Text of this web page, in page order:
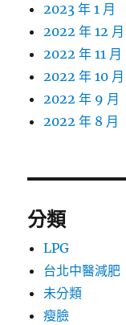
2023 年 1 月
2022 年 12 月
2022 年 11 月
2022 年 10 月
2022 年 9 月
2022 年 8 月
分類
LPG
台北中醫減肥
未分類
瘦臉